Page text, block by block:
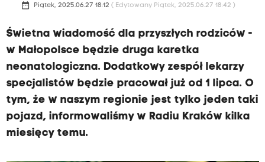
date_range Piątek, 2025.06.27 18:12 ( Edytowany Piątek, 2025.06.27 18:42 )
Świetna wiadomość dla przyszłych rodziców -
w Małopolsce będzie druga karetka
neonatologiczna. Dodatkowy zespół lekarzy
specjalistów będzie pracował już od 1 lipca. O
tym, że w naszym regionie jest tylko jeden taki
pojazd, informowaliśmy w Radiu Kraków kilka
miesięcy temu.